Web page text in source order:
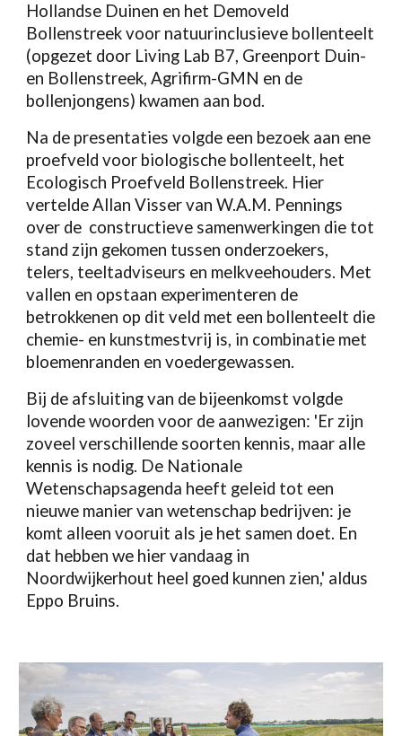
Hollandse Duinen en het Demoveld
Bollenstreek voor natuurinclusieve bollenteelt
(opgezet door Living Lab B7, Greenport Duin-
en Bollenstreek, Agrifirm-GMN en de
bollenjongens) kwamen aan bod.
Na de presentaties volgde een bezoek aan ene
proefveld voor biologische bollenteelt, het
Ecologisch Proefveld Bollenstreek. Hier
vertelde Allan Visser van W.A.M. Pennings
over de constructieve samenwerkingen die tot
stand zijn gekomen tussen onderzoekers,
telers, teeltadviseurs en melkveehouders. Met
vallen en opstaan experimenteren de
betrokkenen op dit veld met een bollenteelt die
chemie- en kunstmestvrij is, in combinatie met
bloemenranden en voedergewassen.
Bij de afsluiting van de bijeenkomst volgde
lovende woorden voor de aanwezigen: 'Er zijn
zoveel verschillende soorten kennis, maar alle
kennis is nodig. De Nationale
Wetenschapsagenda heeft geleid tot een
nieuwe manier van wetenschap bedrijven: je
komt alleen vooruit als je het samen doet. En
dat hebben we hier vandaag in
Noordwijkerhout heel goed kunnen zien,' aldus
Eppo Bruins.